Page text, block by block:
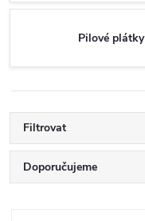
Pilové plátky
Filtrovat
Ř
Doporučujeme